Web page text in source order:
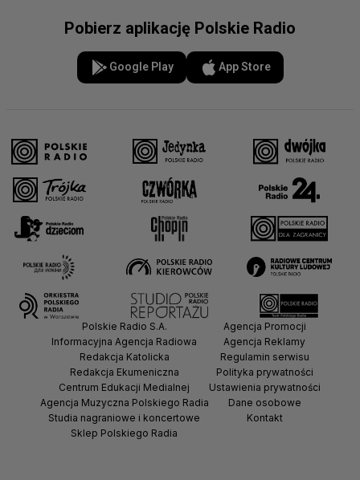
Pobierz aplikację Polskie Radio
Google Play App Store
Polskie Radio S.A.
Informacyjna Agencja Radiowa
Redakcja Katolicka
Redakcja Ekumeniczna
Centrum Edukacji Medialnej
Agencja Muzyczna Polskiego Radia
Studia nagraniowe i koncertowe
Sklep Polskiego Radia
Agencja Promocji
Agencja Reklamy
Regulamin serwisu
Polityka prywatności
Ustawienia prywatności
Dane osobowe
Kontakt